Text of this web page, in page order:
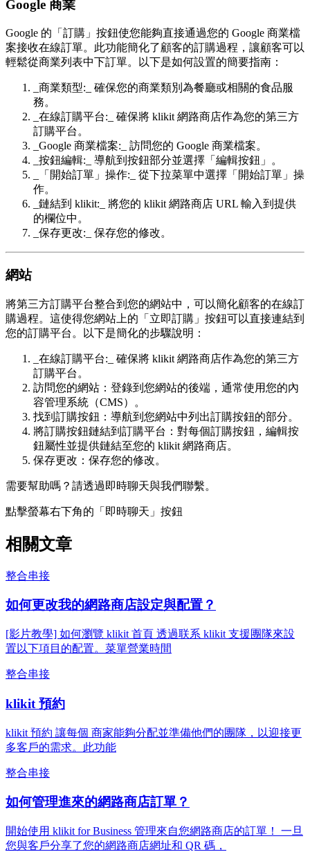
Google 商業
Google 的「訂購」按鈕使您能夠直接通過您的 Google 商業檔
案接收在線訂單。此功能簡化了顧客的訂購過程，讓顧客可以
輕鬆從商業列表中下訂單。以下是如何設置的簡要指南：
_商業類型:_ 確保您的商業類別為餐廳或相關的食品服
務。
_在線訂購平台:_ 確保將 klikit 網路商店作為您的第三方
訂購平台。
_Google 商業檔案:_ 訪問您的 Google 商業檔案。
_按鈕編輯:_ 導航到按鈕部分並選擇「編輯按鈕」。
_「開始訂單」操作:_ 從下拉菜單中選擇「開始訂單」操
作。
_鏈結到 klikit:_ 將您的 klikit 網路商店 URL 輸入到提供
的欄位中。
_保存更改:_ 保存您的修改。
網站
將第三方訂購平台整合到您的網站中，可以簡化顧客的在線訂
購過程。這使得您網站上的「立即訂購」按鈕可以直接連結到
您的訂購平台。以下是簡化的步驟說明：
_在線訂購平台:_ 確保將 klikit 網路商店作為您的第三方
訂購平台。
訪問您的網站：登錄到您網站的後端，通常使用您的內
容管理系統（CMS）。
找到訂購按鈕：導航到您網站中列出訂購按鈕的部分。
將訂購按鈕鏈結到訂購平台：對每個訂購按鈕，編輯按
鈕屬性並提供鏈結至您的 klikit 網路商店。
保存更改：保存您的修改。
需要幫助嗎？請透過即時聊天與我們聯繫。
點擊螢幕右下角的「即時聊天」按鈕
相關文章
整合串接
如何更改我的網路商店設定與配置？
[影片教學] 如何瀏覽 klikit 首頁 透過联系 klikit 支援團隊來設
置以下項目的配置。菜單營業時間
整合串接
klikit 預約
klikit 預約 讓每個 商家能夠分配並準備他們的團隊，以迎接更
多客戶的需求。此功能
整合串接
如何管理進來的網路商店訂單？
開始使用 klikit for Business 管理來自您網路商店的訂單！ 一旦
您與客戶分享了您的網路商店網址和 QR 碼，